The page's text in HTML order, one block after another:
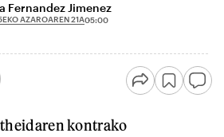
Fernandez Jimenez
AZAROAREN 21A05:00
kontrako